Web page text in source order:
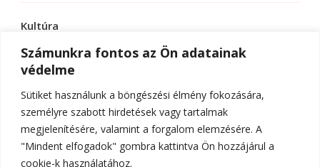
Számunkra fontos az Ön adatainak
védelme
Sütiket használunk a böngészési élmény fokozására,
személyre szabott hirdetések vagy tartalmak
megjelenítésére, valamint a forgalom elemzésére. A
"Mindent elfogadok" gombra kattintva Ön hozzájárul a
cookie-k használatához.
Kultúra
Sport
Tudomány